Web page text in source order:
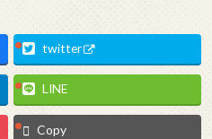
twitter
LINE
Copy